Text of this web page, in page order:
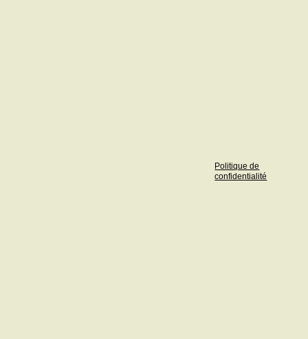
Politique de
confidentialité